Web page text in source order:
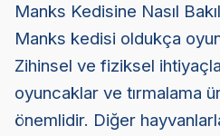
Manks Kedisine Nasıl
Manks kedisi oldukça
Zihinsel ve fiziksel
oyuncaklar ve tırmalama
önemlidir. Diğer